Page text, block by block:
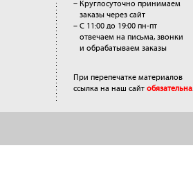
– Круглосуточно принимаем
заказы через сайт
– С 11:00 до 19:00 пн-пт
отвечаем на письма, звонки
и обрабатываем заказы
При перепечатке материалов
ссылка на наш сайт обязательна.